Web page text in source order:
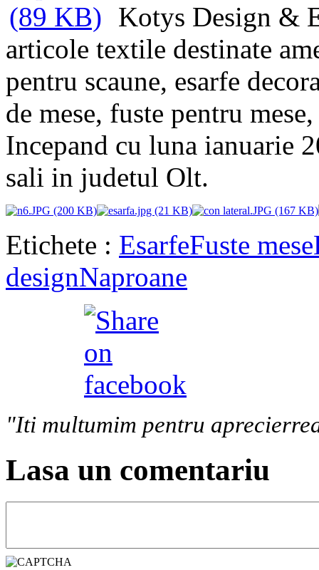
Kotys Design &
articole textile destinate
pentru scaune, esarfe
de mese, fuste pentru
Incepand cu luna ianuarie
sali in judetul Olt.
Etichete : EsarfeFuste mese
designNaproane
"Iti multumim pentru
Lasa un comentariu